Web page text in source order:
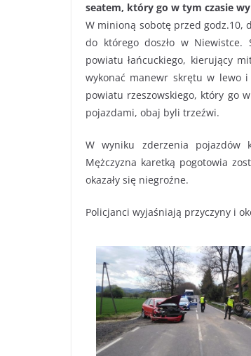
seatem, który go w tym czasie
W minioną sobotę przed godz.10,
do którego doszło w Niewistce.
powiatu łańcuckiego, kierujący
wykonać manewr skrętu w lewo
powiatu rzeszowskiego, który go
pojazdami, obaj byli trzeźwi.
W wyniku zderzenia pojazdów
Mężczyzna karetką pogotowia
okazały się niegroźne.
Policjanci wyjaśniają przyczyny i